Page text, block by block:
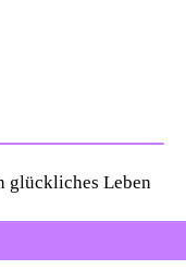
glückliches Leben